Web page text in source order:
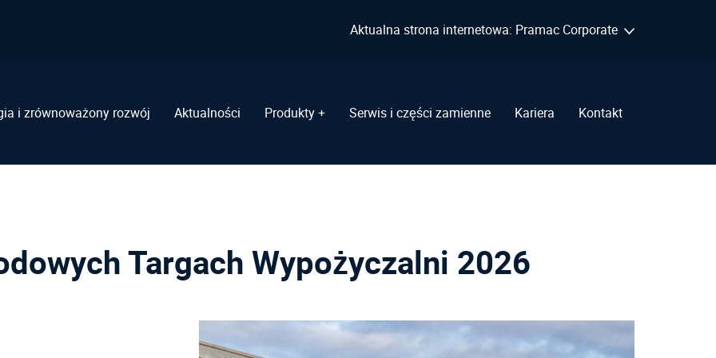
Aktualna strona internetowa: Pramac Corporate
i zrównoważony rozwój Aktualności Produkty + Serwis i części zamienne Kariera Kontakt
Targach Wypożyczalni 2026